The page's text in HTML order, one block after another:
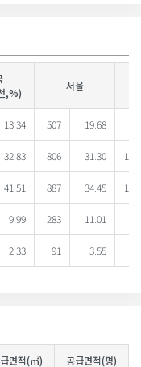
,%)
서울
13.34 507 19.68
32.83 806 31.30
41.51 887 34.45
9.99 283 11.01
2.33 91 3.55
면적(㎡) 공급면적(평)